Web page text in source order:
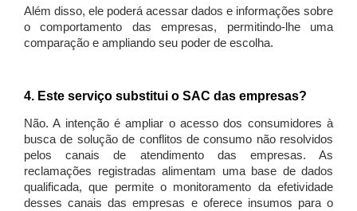
Além disso, ele poderá acessar dados e informações sobre
o comportamento das empresas, permitindo-lhe uma
comparação e ampliando seu poder de escolha.
4. Este serviço substitui o SAC das empresas?
Não. A intenção é ampliar o acesso dos consumidores à
busca de solução de conflitos de consumo não resolvidos
pelos canais de atendimento das empresas. As
reclamações registradas alimentam uma base de dados
qualificada, que permite o monitoramento da efetividade
desses canais das empresas e oferece insumos para o